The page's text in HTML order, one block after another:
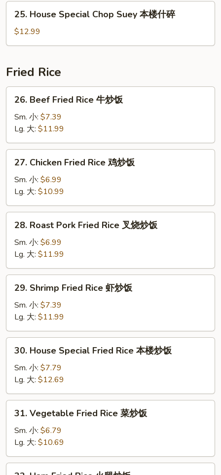
(Veg.
Crispy
Side)
本
House
Special
Chop
本
楼
什
25. House Special Chop Suey 本楼什碎
$12.99
Fried Rice
Beef
Fried
Rice
牛
炒
26. Beef Fried Rice 牛炒饭
Sm. 小: $7.39
Lg. 大: $11.99
Chicken
Fried
Rice
鸡
炒
27. Chicken Fried Rice 鸡炒饭
Sm. 小: $6.99
Lg. 大: $10.99
Roast
Pork
Fried
Rice
叉
28. Roast Pork Fried Rice 叉烧炒饭
Sm. 小: $6.99
Lg. 大: $11.99
Shrimp
Fried
Rice
虾
炒
29. Shrimp Fried Rice 虾炒饭
Sm. 小: $7.39
Lg. 大: $11.99
House
Special
Fried
Rice
本
30. House Special Fried Rice 本楼炒饭
Sm. 小: $7.79
Lg. 大: $12.69
Vegetable
Fried
Rice
菜
炒
31. Vegetable Fried Rice 菜炒饭
Sm. 小: $6.79
Lg. 大: $10.69